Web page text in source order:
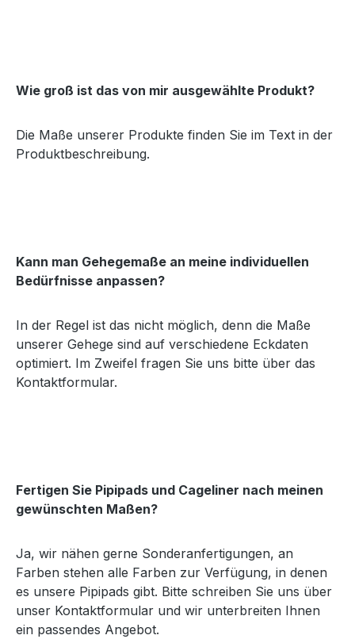
Wie groß ist das von mir ausgewählte Produkt?
Die Maße unserer Produkte finden Sie im Text in der
Produktbeschreibung.
Kann man Gehegemaße an meine individuellen
Bedürfnisse anpassen?
In der Regel ist das nicht möglich, denn die Maße
unserer Gehege sind auf verschiedene Eckdaten
optimiert. Im Zweifel fragen Sie uns bitte über das
Kontaktformular.
Fertigen Sie Pipipads und Cageliner nach meinen
gewünschten Maßen?
Ja, wir nähen gerne Sonderanfertigungen, an
Farben stehen alle Farben zur Verfügung, in denen
es unsere Pipipads gibt. Bitte schreiben Sie uns über
unser Kontaktformular und wir unterbreiten Ihnen
ein passendes Angebot.